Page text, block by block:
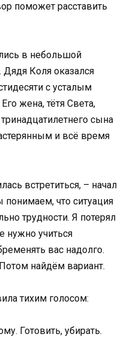
поможет расставить
в небольшой
Коля оказался
с усталым
жена, тётя Света,
сына
и всё время
встретиться, – начал
что ситуация
трудности. Я потерял
нужно учиться
вас надолго.
найдём вариант.
тихим голосом:
Готовить, убирать.